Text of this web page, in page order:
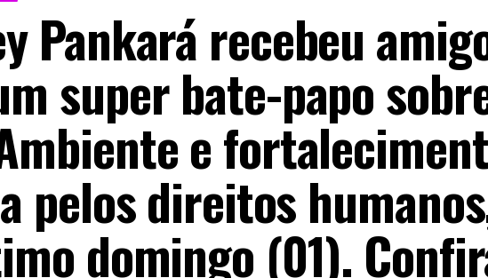
Pankará recebeu
super bate-papo
e
pelos direitos
domingo (01).